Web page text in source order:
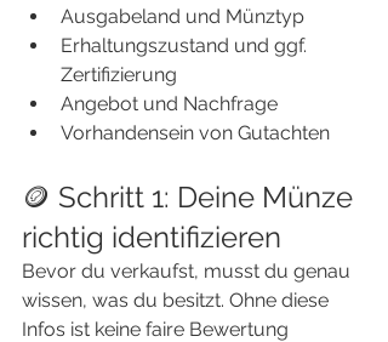
Ausgabeland und Münztyp
Erhaltungszustand und ggf.
Zertifizierung
Angebot und Nachfrage
Vorhandensein von Gutachten
🪙 Schritt 1: Deine Münze
richtig identifizieren
Bevor du verkaufst, musst du genau
wissen, was du besitzt. Ohne diese
Infos ist keine faire Bewertung